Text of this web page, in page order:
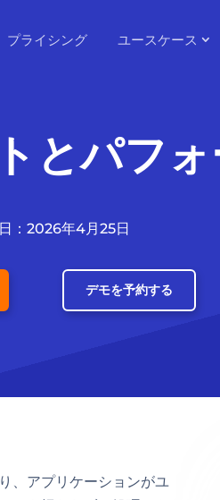
プライシング ユースケース
とパフ
：2026年4月25日
デモを予約する
、アプリケーションがユ